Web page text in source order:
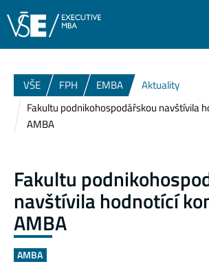
VŠE FPH EMBA
Aktuality
Fakultu podnikohospodářskou navštívila
AMBA
Fakultu
navštívila hodnotící
AMBA
AMBA